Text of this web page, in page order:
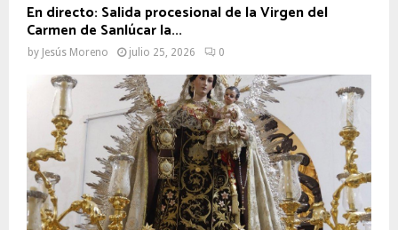
En directo: Salida procesional de la Virgen del
Carmen de Sanlúcar la...
by Jesús Moreno julio 25, 2026 0